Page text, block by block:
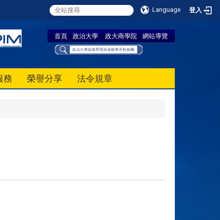
Language 登入
首頁 政治大學 政大商學院 網站導覽
務 榮譽分享 法令規章